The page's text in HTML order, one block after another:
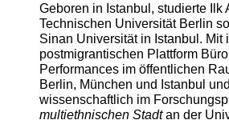
Geboren in Istanbul, studierte Ilk
Technischen Universität Berlin
Sinan Universität in Istanbul. Mit
postmigrantischen Plattform
Performances im öffentlichen
Berlin, München und Istanbul
wissenschaftlich im
multiethnischen Stadtan der